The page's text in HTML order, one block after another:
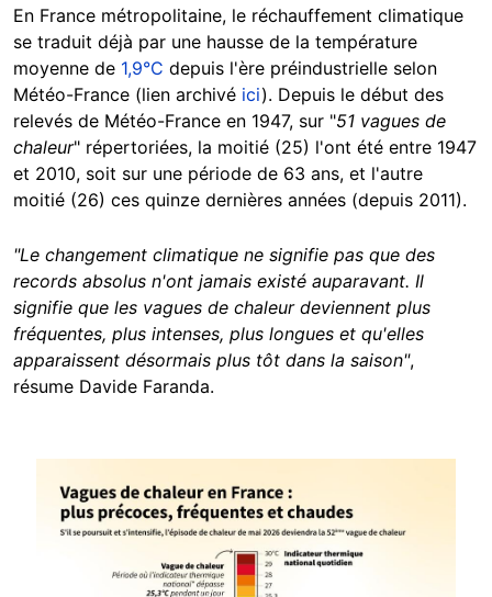
En France métropolitaine, le réchauffement climatique
se traduit déjà par une hausse de la température
moyenne de 1,9°C depuis l'ère préindustrielle selon
Météo-France (lien archivé ici). Depuis le début des
relevés de Météo-France en 1947, sur "51 vagues de
chaleur" répertoriées, la moitié (25) l'ont été entre 1947
et 2010, soit sur une période de 63 ans, et l'autre
moitié (26) ces quinze dernières années (depuis 2011).
"Le changement climatique ne signifie pas que des
records absolus n'ont jamais existé auparavant. Il
signifie que les vagues de chaleur deviennent plus
fréquentes, plus intenses, plus longues et qu'elles
apparaissent désormais plus tôt dans la saison",
résume Davide Faranda.